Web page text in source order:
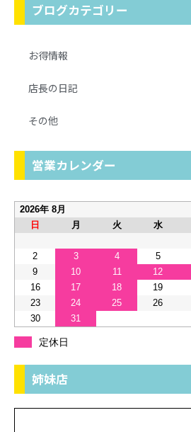
ブログカテゴリー
お得情報
店長の日記
その他
営業カレンダー
2026年 8月
日
月 火 水
2
3 4 5
9
10 11 12
16
17 18 19
23
24 25 26
30
31
定休日
姉妹店